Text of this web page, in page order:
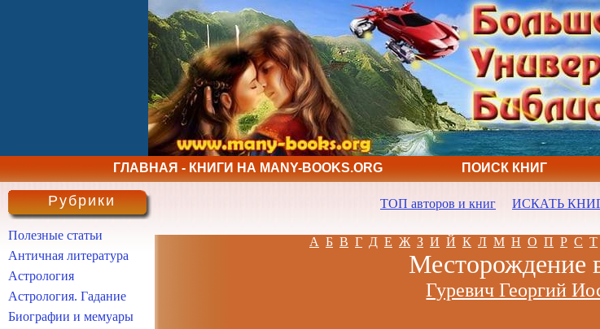
ГЛАВНАЯ - КНИГИ НА MANY-BOOKS.ORG ПОИСК КНИГ
ТОП авторов и книг ИСКАТЬ
А Б В Г Д Е Ж З И Й К Л М Н О П Р С Т
Месторождение
Гуревич Георгий
Рубрики
Полезные статьи
Античная литература
Астрология
Астрология. Гадание
Биографии и мемуары